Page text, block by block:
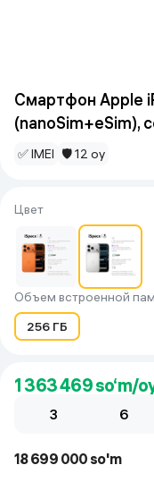
Смартфон Apple
(nanoSim+eSim),
✅ IMEI 🛡 12 oy
Цвет
Объем встроенной
256 ГБ
1 363 469so‘m/
3 6
18 699 000 so'm